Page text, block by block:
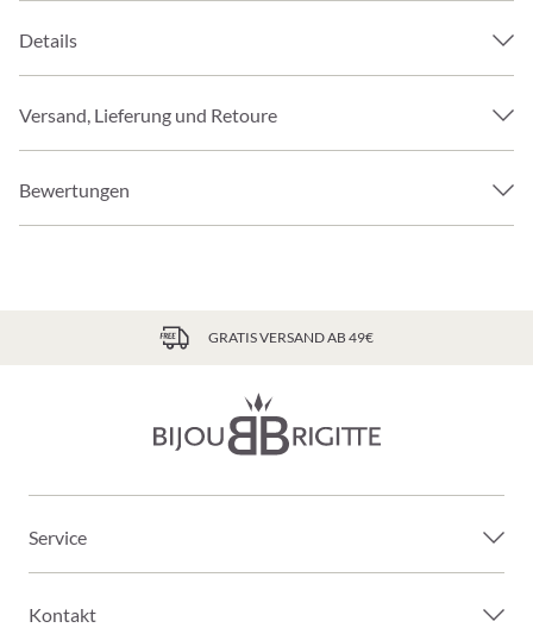
Details
Versand, Lieferung und Retoure
Bewertungen
GRATIS VERSAND AB 49€
Service
Kontakt